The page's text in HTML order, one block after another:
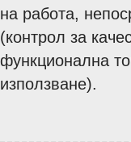
на работа,
(контрол за
функционална
използване).